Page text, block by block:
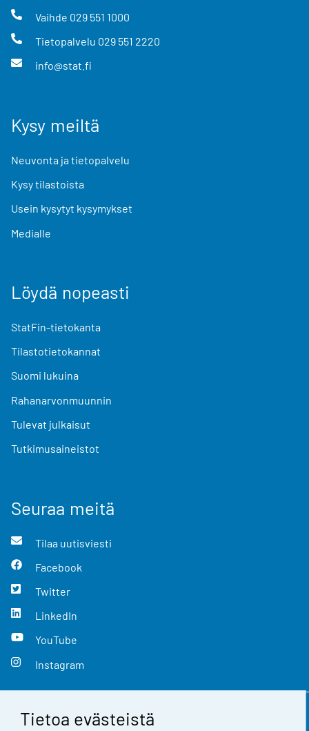
Tietoa evästeistä
Vaihde 029 551 1000
Tietopalvelu 029 551 2220
info@stat.fi
Kysy meiltä
Neuvonta ja tietopalvelu
Kysy tilastoista
Usein kysytyt kysymykset
Medialle
Löydä nopeasti
StatFin-tietokanta
Tilastotietokannat
Suomi lukuina
Rahanarvonmuunnin
Tulevat julkaisut
Tutkimusaineistot
Seuraa meitä
Tilaa uutisviesti
Facebook
Twitter
LinkedIn
YouTube
Instagram
Yhteystiedot